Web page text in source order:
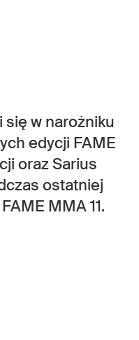
w narożniku
edycji FAME
oraz Sarius
ostatniej
MMA 11.